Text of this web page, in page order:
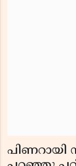
പിണറായി